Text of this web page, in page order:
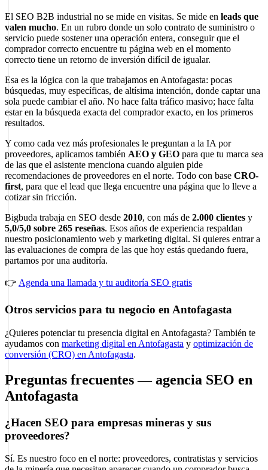
El SEO B2B industrial no se mide en visitas. Se mide en leads que
valen mucho. En un rubro donde un solo contrato de suministro o
servicio puede sostener una operación entera, conseguir que el
comprador correcto encuentre tu página web en el momento
correcto tiene un retorno de inversión difícil de igualar.
Esa es la lógica con la que trabajamos en Antofagasta: pocas
búsquedas, muy específicas, de altísima intención, donde captar una
sola puede cambiar el año. No hace falta tráfico masivo; hace falta
estar en la búsqueda exacta del comprador exacto, en los primeros
resultados.
Y como cada vez más profesionales le preguntan a la IA por
proveedores, aplicamos también AEO y GEO para que tu marca sea
de las que el asistente menciona cuando alguien pide
recomendaciones de proveedores en el norte. Todo con base CRO-
first, para que el lead que llega encuentre una página que lo lleve a
cotizar sin fricción.
Bigbuda trabaja en SEO desde 2010, con más de 2.000 clientes y
5,0/5,0 sobre 265 reseñas. Esos años de experiencia respaldan
nuestro posicionamiento web y marketing digital. Si quieres entrar a
las evaluaciones de compra de las que hoy estás quedando fuera,
partamos por una auditoría.
👉 Agenda una llamada y tu auditoría SEO gratis
Otros servicios para tu negocio en Antofagasta
¿Quieres potenciar tu presencia digital en Antofagasta? También te
ayudamos con marketing digital en Antofagasta y optimización de
conversión (CRO) en Antofagasta.
Preguntas frecuentes — agencia SEO en
Antofagasta
¿Hacen SEO para empresas mineras y sus
proveedores?
Sí. Es nuestro foco en el norte: proveedores, contratistas y servicios